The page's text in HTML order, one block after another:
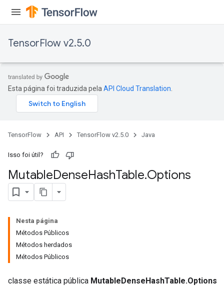
TensorFlow v2.5.0
Esta página foi traduzida pela API Cloud Translation
TensorFlow API TensorFlow v2.5.0 Java
Isso foi útil?
MutableDenseHashTable.Options
Nesta página
Métodos Públicos
Métodos herdados
Métodos Públicos
classe estática pública MutableDenseHashTable.Options